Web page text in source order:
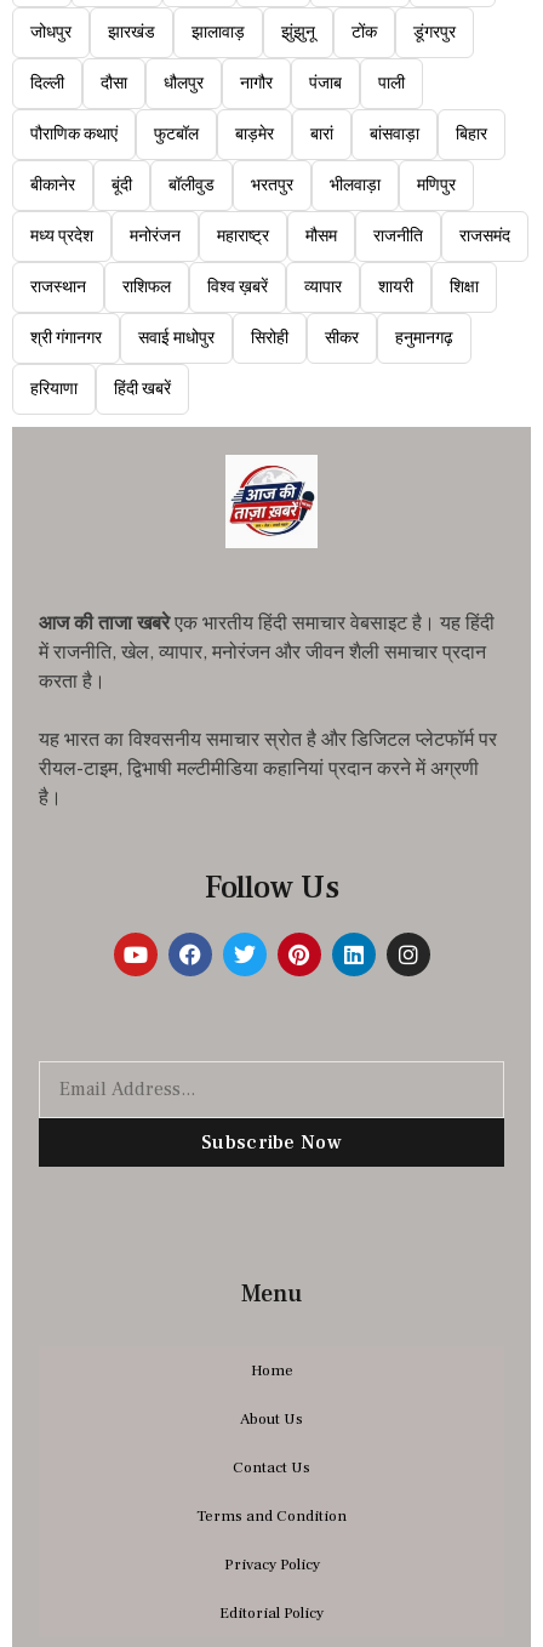
जोधपुर झारखंड झालावाड़ झुंझुनू टोंक डूंगरपुर
दिल्ली दौसा धौलपुर नागौर पंजाब पाली
पौराणिक कथाएं फुटबॉल बाड़मेर बारां बांसवाड़ा बिहार
बीकानेर बूंदी बॉलीवुड भरतपुर भीलवाड़ा मणिपुर
मध्य प्रदेश मनोरंजन महाराष्ट्र मौसम राजनीति राजसमंद
राजस्थान राशिफल विश्व ख़बरें व्यापार शायरी शिक्षा
श्री गंगानगर सवाई माधोपुर सिरोही सीकर हनुमानगढ़
हरियाणा हिंदी खबरें
आज की ताजा खबरेएक भारतीय हिंदी समाचार वेबसाइट है। यह हिंदी
में राजनीति, खेल, व्यापार, मनोरंजन और जीवन शैली समाचार प्रदान
करता है।
यह भारत का विश्वसनीय समाचार स्रोत है और डिजिटल प्लेटफॉर्म पर
रीयल-टाइम, द्विभाषी मल्टीमीडिया कहानियां प्रदान करने में अग्रणी
है।
Follow Us
Subscribe Now
Menu
Home
About Us
Contact Us
Terms and Condition
Privacy Policy
Editorial Policy